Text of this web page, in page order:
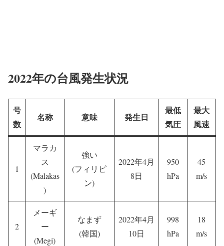
2022年の台風発生状況
号
数
名称 意味 発生日
最低
気圧
最大
風速
1
マラカ
ス
(Malakas
)
強い
(フィリピ
ン)
2022年4月
8日
950
hPa
45
m/s
2
メーギ
ー
(Megi)
なまず
(韓国)
2022年4月
10日
998
hPa
18
m/s